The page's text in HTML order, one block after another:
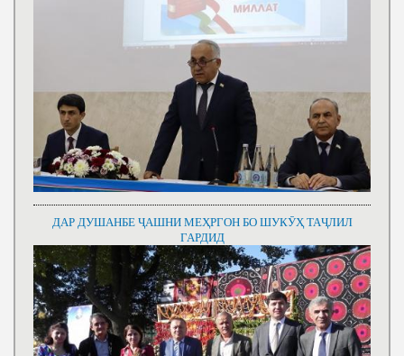
ДАР ДУШАНБЕ ҶАШНИ МЕҲРГОН БО ШУКӮҲ ТАҶЛИЛ
ГАРДИД